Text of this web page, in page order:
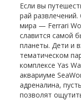
Если вы
рай
мира — Ferrari
славится самой
планеты. Дети и
тематическом
комплексе Yas
аквариуме
адреналина,
позволят